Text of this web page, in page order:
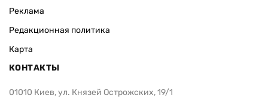
Реклама
Редакционная политика
Карта
КОНТАКТЫ
01010 Киев, ул. Князей Острожских, 19/1